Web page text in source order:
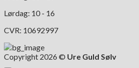
Lørdag: 10 - 16
CVR: 10692997
Copyright 2026 © Ure Guld Sølv